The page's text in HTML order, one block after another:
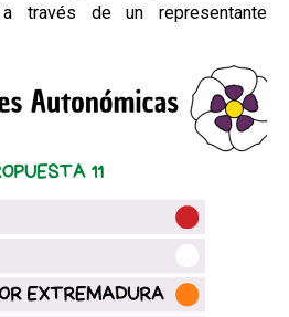
través de un representante